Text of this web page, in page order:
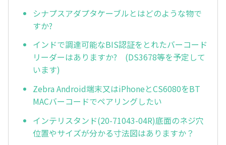
シナプスアダプタケーブルとはどのような物で
すか?
インドで調達可能なBIS認証をとれたバーコード
リーダーはありますか? (DS3678等を予定して
います)
Zebra Android端末又はiPhoneとCS6080をBT
MACバーコードでペアリングしたい
インテリスタンド(20-71043-04R)底面のネジ穴
位置やサイズが分かる寸法図はありますか？